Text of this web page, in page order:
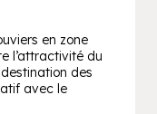
en zone
l’attractivité du
des
avec le